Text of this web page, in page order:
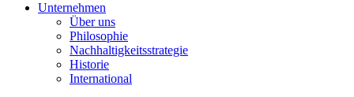
Unternehmen
Über uns
Philosophie
Nachhaltigkeitsstrategie
Historie
International